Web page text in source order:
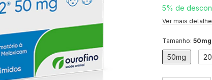
5% de
Ver mais
Tamanho: 50mg
50mg